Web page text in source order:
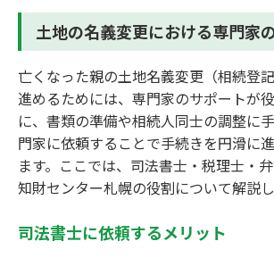
土地の名義変更における専門家
亡くなった親の土地名義変更（相続登
進めるためには、専門家のサポートが
に、書類の準備や相続人同士の調整に
門家に依頼することで手続きを円滑に
ます。ここでは、司法書士・税理士・
知財センター札幌の役割について解説し
司法書士に依頼するメリット